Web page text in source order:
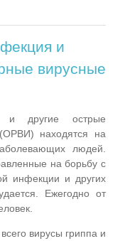
и
вирусные
и другие острые
находятся на
людей.
на борьбу с
инфекции и других
Ежегодно от
вирусы гриппа и